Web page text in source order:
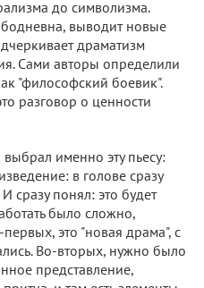
до символизма.
выводит новые
драматизм
Сами авторы определили
"философский боевик".
разговор о ценности
именно эту пьесу:
в голове сразу
сразу понял: это будет
было сложно,
это "новая драма", с
Во-вторых, нужно было
представление,